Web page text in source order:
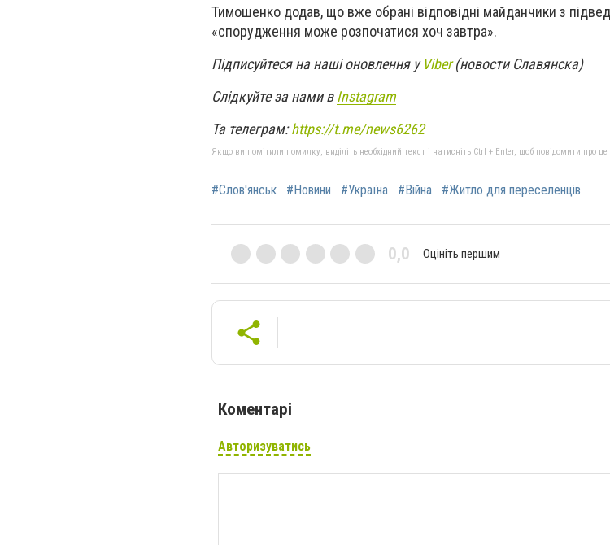
Тимошенко додав, що вже обрані відповідні майданчики з
«спорудження може розпочатися хоч завтра».
Підписуйтеся на наші оновлення уViber(новости Славянска)
Слідкуйте за нами вInstagram
Та телеграм:https://t.me/news6262
Якщо ви помітили помилку, виділіть необхідний текст і натисніть Ctrl + Enter, щоб повідомити про
#Слов'янськ #Новини #Україна #Війна #Житло для переселенців
0,0 Оцініть першим
Коментарі
Авторизуватись